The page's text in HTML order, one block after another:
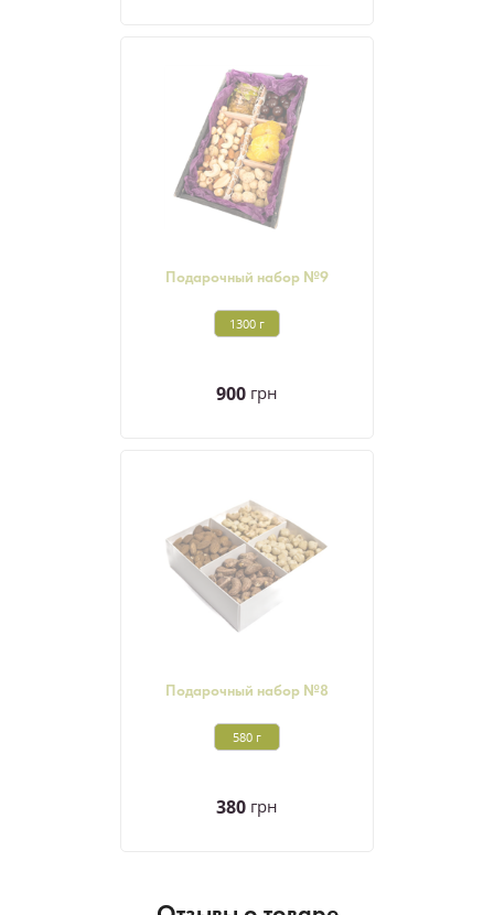
Подарочный набор №9
1300 г
900 грн
Подарочный набор №8
580 г
380 грн